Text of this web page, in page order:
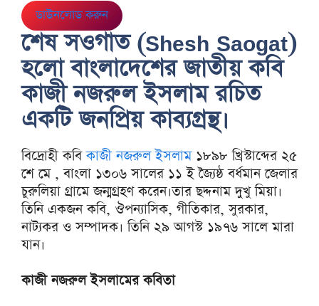
ডাউনলোড করুন
শেষ সওগাত (Shesh Saogat)
হলো বাংলাদেশের জাতীয় কবি
কাজী নজরুল ইসলাম রচিত
একটি জনপ্রিয় কাব্যগ্রন্থ।
বিদ্রোহী কবিকাজী নজরুল ইসলাম১৮৯৮ খ্রিস্টাব্দের ২৫
শে মে , বাংলা ১৩০৬ সালের ১১ ই জ্যৈষ্ঠ বর্ধমান জেলার
চুরুলিয়া গ্রামে জন্মগ্রহণ করেন।তার ছদ্দনাম দুখু মিয়া।
তিনি একজন কবি, ঔপন্যাসিক, গীতিকার, সুরকার,
নাট্যকর ও সম্পাদক। তিনি ২৯ আগস্ট ১৯৭৬ সালে মারা
যান।
কাজী নজরুল ইসলামের কবিতা